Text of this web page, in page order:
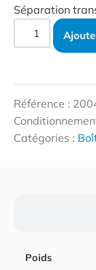
Séparation
Référence :
Catégories :
Poids